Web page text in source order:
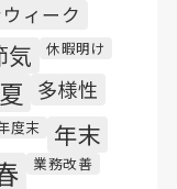
ィーク
気 休暇明け
夏 多様性
度末 年末
業務改善